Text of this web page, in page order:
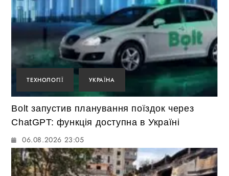
ТЕХНОЛОГІЇ УКРАЇНА
Bolt запустив планування поїздок через
ChatGPT: функція доступна в Україні
06.08.2026 23:05